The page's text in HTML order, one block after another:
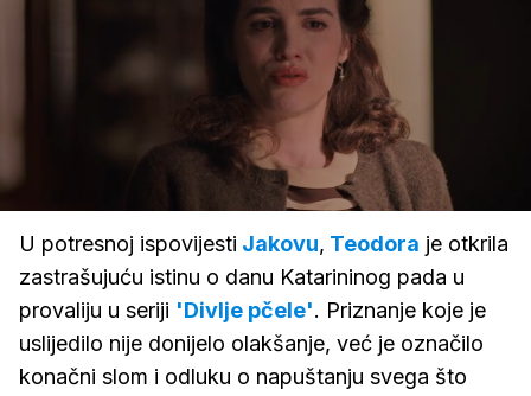
zvuk
Loaded
94.57%
U potresnoj ispovijesti Jakovu, Teodora je otkrila
zastrašujuću istinu o danu Katarininog pada u
provaliju u seriji 'Divlje pčele'. Priznanje koje je
uslijedilo nije donijelo olakšanje, već je označilo
konačni slom i odluku o napuštanju svega što